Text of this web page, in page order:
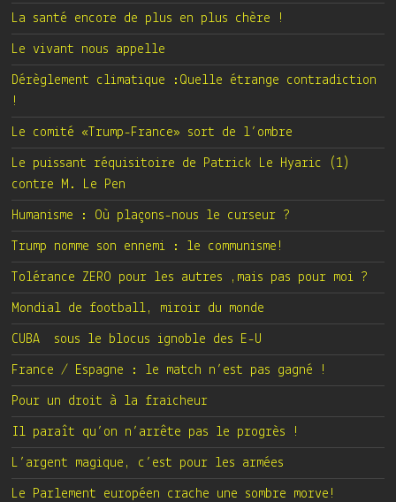
La santé encore de plus en plus chère !
Le vivant nous appelle
Dérèglement climatique :Quelle étrange contradiction
!
Le comité «Trump-France» sort de l’ombre
Le puissant réquisitoire de Patrick Le Hyaric (1)
contre M. Le Pen
Humanisme : Où plaçons-nous le curseur ?
Trump nomme son ennemi : le communisme!
Tolérance ZERO pour les autres ,mais pas pour moi ?
Mondial de football, miroir du monde
CUBA sous le blocus ignoble des E-U
France / Espagne : le match n’est pas gagné !
Pour un droit à la fraicheur
Il paraît qu’on n’arrête pas le progrès !
L’argent magique, c’est pour les armées
Le Parlement européen crache une sombre morve!